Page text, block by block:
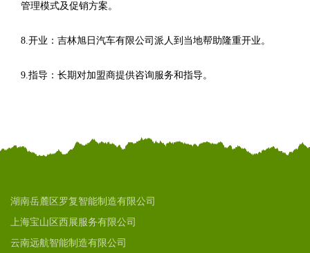
管理模式及促销方案。
8.开业：吉林旭日汽车有限公司派人到当地帮助隆重开业。
9.指导：长期对加盟商提供咨询服务和指导。
湖南岳麓区罗复智能制造有限公司
上海宝山区西展服务有限公司
云南远航智能制造有限公司